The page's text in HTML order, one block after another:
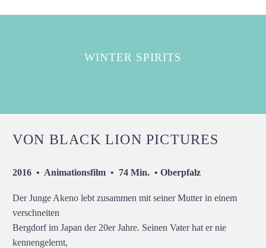
WINTER SPIRITS
VON BLACK LION PICTURES
2016 • Animationsfilm • 74 Min. • Oberpfalz
Der Junge Akeno lebt zusammen mit seiner Mutter in einem
verschneiten
Bergdorf im Japan der 20er Jahre. Seinen Vater hat er nie
kennengelernt,